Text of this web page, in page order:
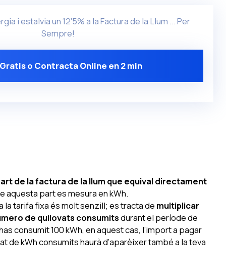
i estalvia un 12'5% a la Factura de la Llum ... Per
Sempre!
o Contracta Online en 2 min
de la factura de la llum que equival directament
aquesta part es mesura en kWh.
la tarifa fixa és molt senzill; es tracta de multiplicar
de quilovats consumitsdurant el període de
consumit 100 kWh, en aquest cas, l’import a pagar
de kWh consumits haurà d’aparèixer també a la teva